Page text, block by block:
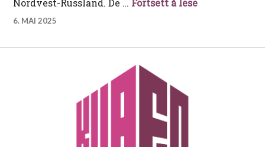
Nordvest-Russland. De … Fortsett å lese
6. MAI 2025